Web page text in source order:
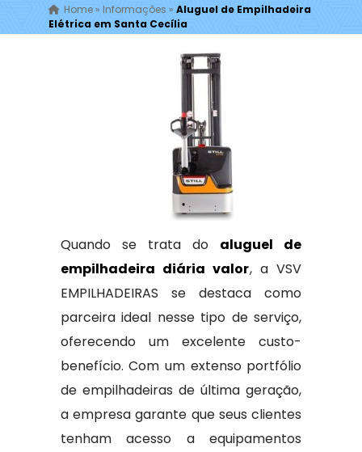
Home» Informações » Aluguel de Empilhadeira
Elétrica em Santa Cecília
Quando se trata do aluguel de
empilhadeira diária valor, a VSV
EMPILHADEIRAS se destaca como
parceira ideal nesse tipo de serviço,
oferecendo um excelente custo-
benefício. Com um extenso portfólio
de empilhadeiras de última geração,
a empresa garante que seus clientes
tenham acesso a equipamentos